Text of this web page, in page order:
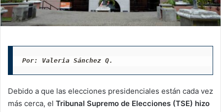
Por: Valeria Sánchez Q.
Debido a que las elecciones presidenciales están cada vez
más cerca, el Tribunal Supremo de Elecciones (TSE) hizo